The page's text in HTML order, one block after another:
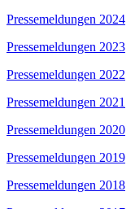
Pressemeldungen 2024
Pressemeldungen 2023
Pressemeldungen 2022
Pressemeldungen 2021
Pressemeldungen 2020
Pressemeldungen 2019
Pressemeldungen 2018